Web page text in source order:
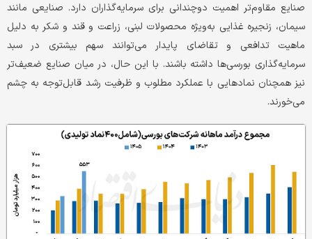
صنایع مقاوم‌تر اهمیت دوچندانی برای سرمایه‌گذاران دارد. صنایعی مانند
سیمان، زنجیره غذایی به‌ویژه محصولات لبنی، زراعت و قند و شکر به دلیل
ماهیت تدافعی و تقاضای پایدار می‌توانند سهم بیشتری در سبد
سرمایه‌گذاری بورسی‌ها داشته باشند. با این حال، در میان صنایع ضعیف‌تر
نیز همچنان نمادهایی با عملکرد مطلوب و ظرفیت رشد قابل‌توجه به چشم
می‌خورند.